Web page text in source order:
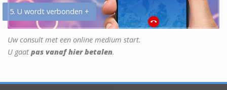
5. U wordt verbonden +
Uw consult met een online medium start.
U gaat pas vanaf hier betalen.